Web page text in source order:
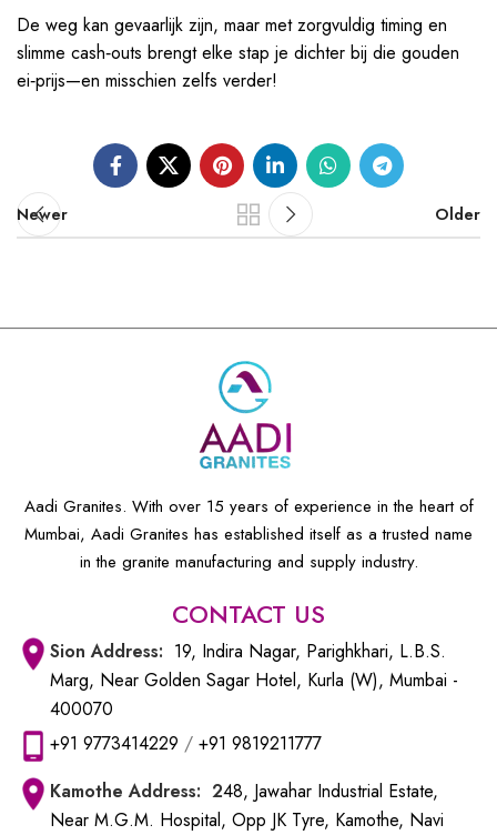
De weg kan gevaarlijk zijn, maar met zorgvuldig timing en
slimme cash‑outs brengt elke stap je dichter bij die gouden
ei‑prijs—en misschien zelfs verder!
Newer Older
Aadi Granites. With over 15 years of experience in the heart of
Mumbai, Aadi Granites has established itself as a trusted name
in the granite manufacturing and supply industry.
CONTACT US
SionAddress: 19, Indira Nagar, Parighkhari, L.B.S.
Marg, Near Golden Sagar Hotel, Kurla (W), Mumbai -
400070
+91 9773414229 / +91 9819211777
KamotheAddress: 248, Jawahar Industrial Estate,
Near M.G.M. Hospital, Opp JK Tyre, Kamothe, Navi